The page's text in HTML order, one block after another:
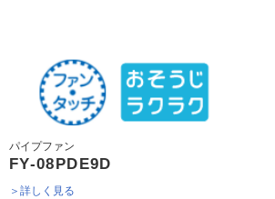
パイプファン
FY-08PDE9D
＞詳しく見る